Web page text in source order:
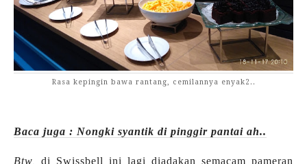
Rasa kepingin bawa rantang, cemilannya enyak2..
Baca juga : Nongki syantik di pinggir pantai ah..
Btw, di Swissbell ini lagi diadakan semacam pameran